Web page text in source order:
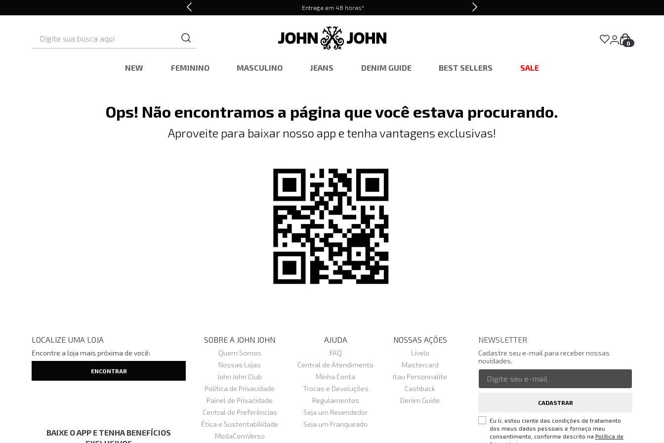
Entrega em 48 horas*
0
NEW FEMININO MASCULINO JEANS DENIM GUIDE BEST SELLERS SALE
Ops! Não encontramos a página que você estava procurando.
Aproveite para baixar nosso app e tenha vantagens exclusivas!
LOCALIZE UMA LOJA
Encontre a loja mais próxima de você:
BAIXE O APP E TENHA BENEFÍCIOS
SOBRE A JOHN JOHN
Quem Somos
Nossas Lojas
John John Club
Política de Privacidade
Painel de Privacidade
Central de Preferências
Ética e Sustentabilidade
ModaComVerso
AJUDA
FAQ
Central de Atendimento
Minha Conta
Trocas e Devoluções
Regulamentos
Seja um Revendedor
Seja um Franqueado
NOSSAS AÇÕES
Livelo
Mastercard
Itau Personnalite
Cashback
Denim Guide
NEWSLETTER
Cadastre seu e-mail para receber nossas
novidades.
CADASTRAR
Eu li, estou ciente das condições de tratamento
dos meus dados pessoais e forneço meu
consentimento, conforme descrito na Política de